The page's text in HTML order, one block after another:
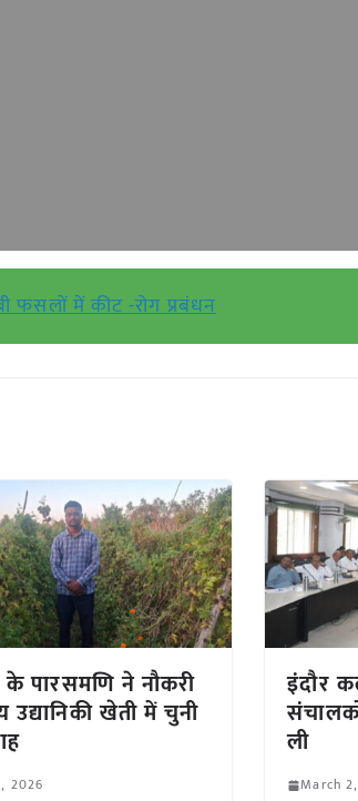
फसलों में कीट -रोग प्रबंधन
पारसमणि ने नौकरी
खेती में चुनी
2026
इंदौर
ली
March